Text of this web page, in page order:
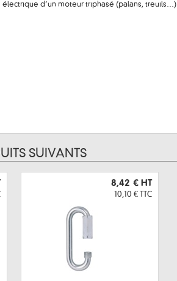
électrique d’un moteur triphasé (palans, treuils…).
SUIVANTS
8,42 € HT
10,10 € TTC